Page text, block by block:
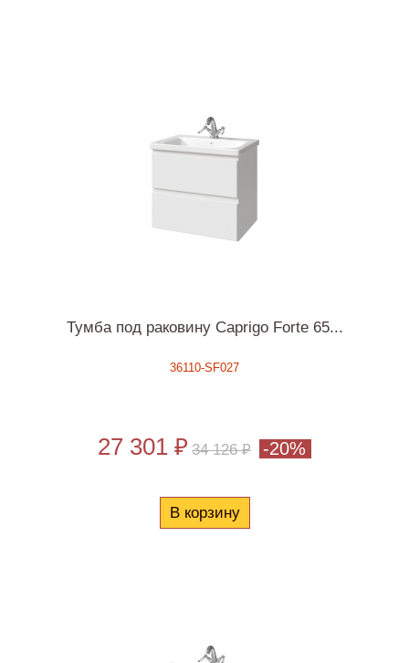
Тумба под раковину Caprigo Forte 65...
36110-SF027
27 301 ₽ 34 126 ₽ -20%
В корзину